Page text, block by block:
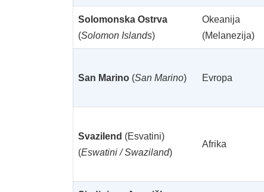
Solomonska Ostrva
(Solomon Islands)
Okeanija
(Melanezija)
San Marino (San Marino) Evropa
Svazilend (Esvatini)
(Eswatini / Swaziland)
Afrika